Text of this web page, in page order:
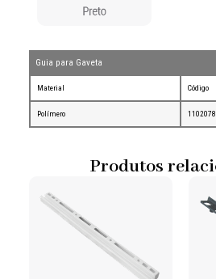
Guia para Gaveta
Material Código
Polímero 1102078
Produtos